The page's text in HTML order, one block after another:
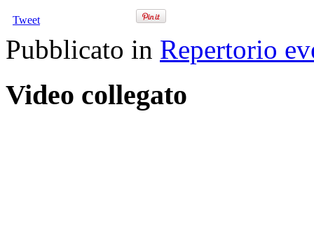
Tweet
Pubblicato in Repertorio
Video collegato